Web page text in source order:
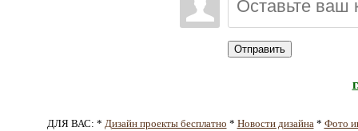
Отправить
ДЛЯ ВАС: * Дизайн проекты бесплатно * Новости дизайна* Фото